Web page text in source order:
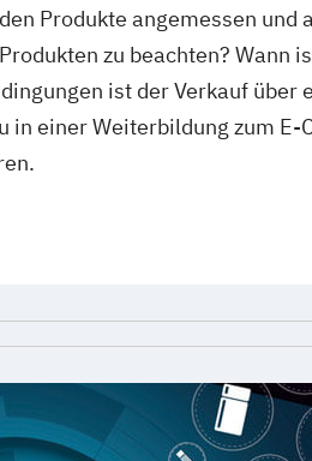
Produkte angemessen
zu beachten? Wann
ist der Verkauf
in einer Weiterbildung zum